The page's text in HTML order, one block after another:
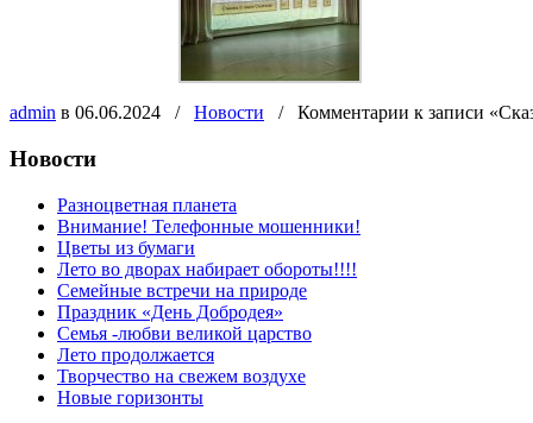
admin в 06.06.2024 / Новости / Комментарии к записи
Новости
Разноцветная планета
Внимание! Телефонные мошенники!
Цветы из бумаги
Лето во дворах набирает обороты!!!!
Семейные встречи на природе
Праздник «День Добродея»
Семья -любви великой царство
Лето продолжается
Творчество на свежем воздухе
Новые горизонты